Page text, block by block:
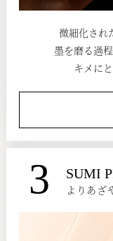
微細化され
墨を磨る過
キメに
3 SUMI
よりあざ